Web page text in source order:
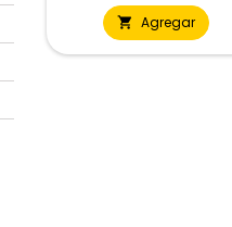
 Agregar